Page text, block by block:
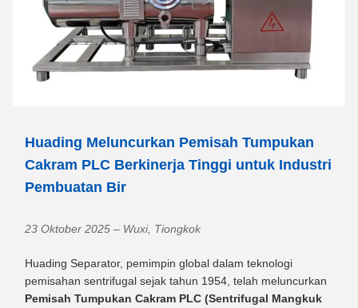
Huading Meluncurkan Pemisah Tumpukan
Cakram PLC Berkinerja Tinggi untuk Industri
Pembuatan Bir
23 Oktober 2025 – Wuxi, Tiongkok
Huading Separator, pemimpin global dalam teknologi
pemisahan sentrifugal sejak tahun 1954, telah meluncurkan
Pemisah Tumpukan Cakram PLC (Sentrifugal Mangkuk